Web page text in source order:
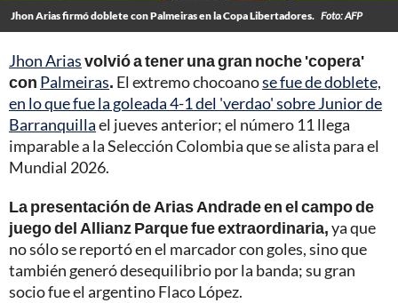
Jhon Arias firmó doblete con Palmeiras en la Copa Libertadores. Foto: AFP
Jhon Ariasvolvió a tener una gran noche 'copera'
con Palmeiras. El extremo chocoanose fue de doblete,
en lo que fue la goleada 4-1 del 'verdao' sobre Junior de
Barranquillael jueves anterior; el número 11 llega
imparable a la Selección Colombia que se alista para el
Mundial 2026.
La presentación de Arias Andrade en el campo de
juego del Allianz Parque fue extraordinaria,ya que
no sólo se reportó en el marcador con goles, sino que
también generó desequilibrio por la banda; su gran
socio fue el argentino Flaco López.